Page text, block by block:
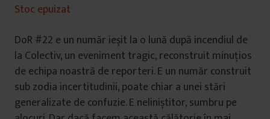
Stoc epuizat
DoR #22 e un număr ieșit la o lună după incendiul de
la Colectiv, un eveniment tragic, reconstruit minuțios
de echipa noastră de reporteri. E un număr construit
sub zodia incertitudinii, poate chiar a unei stări
generalizate de confuzie. E neliniștitor, sumbru pe